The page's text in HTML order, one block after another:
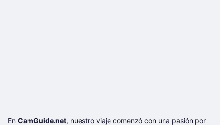
En CamGuide.net, nuestro viaje comenzó con una pasión por